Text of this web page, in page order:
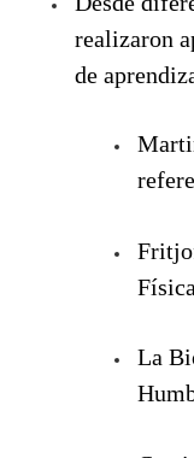
realizaron
de
La